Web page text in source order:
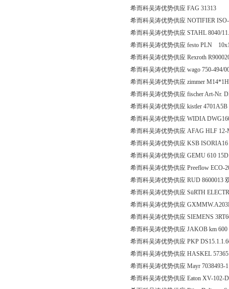
希而科吴涛优势供应 FAG 31313
希而科吴涛优势供应 NOTIFIER
希而科吴涛优势供应 STAHL 8040/
希而科吴涛优势供应 festo PLN
希而科吴涛优势供应 Rexroth
希而科吴涛优势供应 wago 750-494/
希而科吴涛优势供应 zimmer
希而科吴涛优势供应 fischer Art-Nr.
希而科吴涛优势供应 kistler
希而科吴涛优势供应 WIDIA
希而科吴涛优势供应 AFAG HLF 12-
希而科吴涛优势供应 KSB
希而科吴涛优势供应 GEMU 610
希而科吴涛优势供应 Preeflow ECO-
希而科吴涛优势供应 RUD 8600013
希而科吴涛优势供应 SüRTH
希而科吴涛优势供应
希而科吴涛优势供应 SIEMENS
希而科吴涛优势供应 JAKOB km
希而科吴涛优势供应 PKP
希而科吴涛优势供应 HASKEL
希而科吴涛优势供应 Mayr 7038493-
希而科吴涛优势供应 Eaton XV-102-